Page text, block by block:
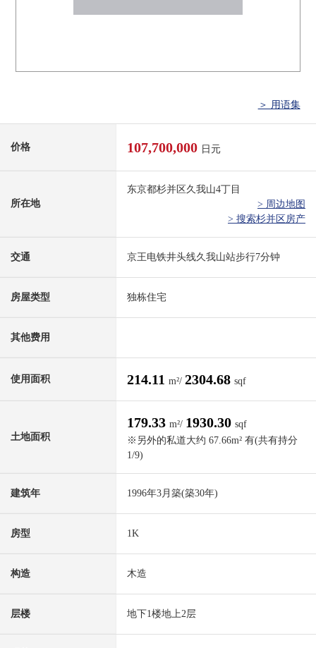
＞ 用语集
价格 107,700,000 日元
所在地
东京都杉并区久我山4丁目
> 周边地图
> 搜索杉并区房产
交通 京王电铁井头线久我山站步行7分钟
房屋类型 独栋住宅
其他费用
使用面积 214.11 m²/ 2304.68 sqf
土地面积
179.33 m²/ 1930.30 sqf
※另外的私道大约 67.66m² 有(共有持分
1/9)
建筑年 1996年3月築(築30年)
房型 1K
构造 木造
层楼 地下1楼地上2层